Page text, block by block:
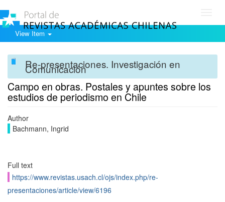
View Item
Re-presentaciones. Investigación en
Comunicación
Campo en obras. Postales y apuntes sobre los
estudios de periodismo en Chile
Author
Bachmann, Ingrid
Full text
https://www.revistas.usach.cl/ojs/index.php/re-
presentaciones/article/view/6196